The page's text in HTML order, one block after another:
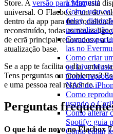
Evermusic
Como usar
delay,
normalização
Como
las no
Como criar
ou Live
Como
NAS no
Como
usando o
Como alterar
Spotify: guia
Como editar
Store. A versão para Macestá
universal. O Flacbox é um
dentro da app para
reconstruído, todas as novas
de ecrã principal renovados e a
atualização base.
Se a app te facilita o dia, uma
Tens perguntas ou problemas?
e uma pessoa real responde.
Perguntas
O que há de novo no Flacbox